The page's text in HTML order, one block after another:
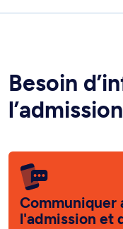
Besoin
Communiquer
l'admission et